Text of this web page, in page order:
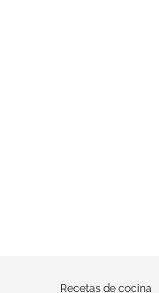
Recetas de cocina